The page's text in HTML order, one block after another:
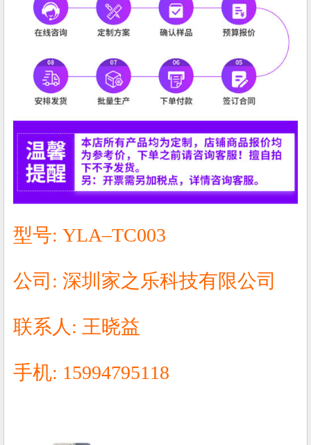
型号: YLA–TC003
公司: 深圳家之乐科技有限公司
联系人: 王晓益
手机: 15994795118